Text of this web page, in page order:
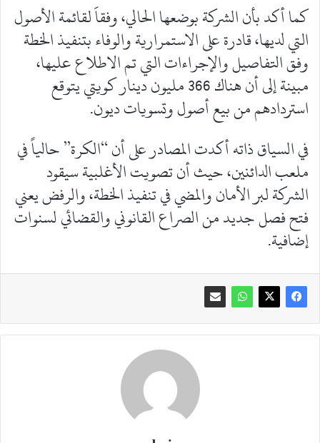
كما أكد بأن الشركة بوضعها الحالي، وفقاَ لقائمة الأصول
التي لديها، قادرة على الاستمرارية والوفاء بتنفيذ الخطة
وفق التفاصيل والإجراءات التي تم الاطلاع عليها،
مبينة إلى أن هناك 366 مليون دينار كويتي يتوقع
استردادهم من بيع أصول وتسويات ديون.
في السياق ذاته أكدت المصادر على أن “الكرة” حالياً في
ملعب الدائنين، حيث أن تصويت الأغلبية سيقود
الشركة لبر الأمان والمضي في تنفيذ الخطة، والرفض يعني
فتح فصل جديد من الصراع القانوني والقضائي لسنوات
إضافية.